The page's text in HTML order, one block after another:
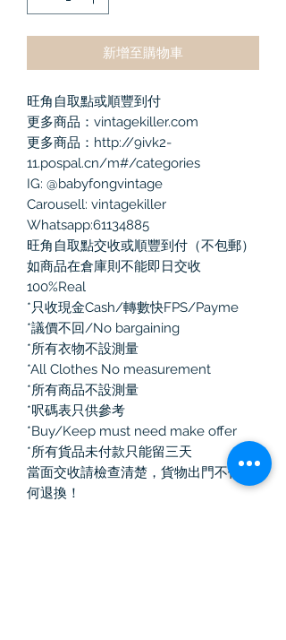
新增至購物車
旺角自取點或順豐到付
更多商品：vintagekiller.com
更多商品：http://9ivk2-
11.pospal.cn/m#/categories
IG: @babyfongvintage
Carousell: vintagekiller
Whatsapp:61134885
旺角自取點交收或順豐到付（不包郵）
如商品在倉庫則不能即日交收
100%Real
*只收現金Cash/轉數快FPS/Payme
*議價不回/No bargaining
*所有衣物不設測量
*All Clothes No measurement
*所有商品不設測量
*呎碼表只供參考
*Buy/Keep must need make offer
*所有貨品未付款只能留三天
當面交收請檢查清楚，貨物出門不作任
何退換！